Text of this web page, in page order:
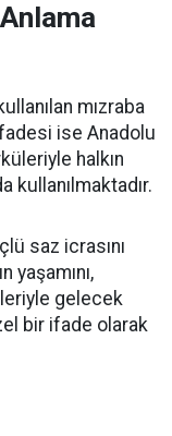
mızraba
ise Anadolu
halkın
kullanılmaktadır.
saz icrasını
yaşamını,
gelecek
bir ifade olarak